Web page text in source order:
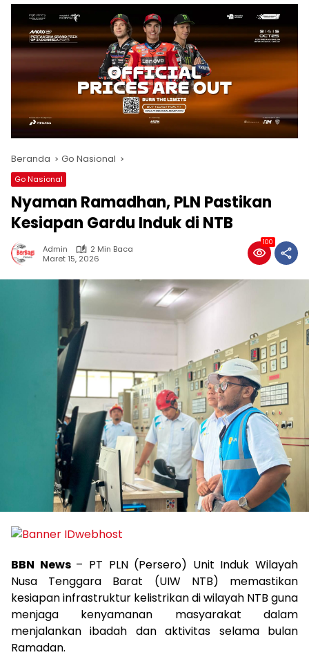
Beranda Go Nasional
Go Nasional
Nyaman Ramadhan, PLN Pastikan
Kesiapan Gardu Induk di NTB
Admin
2 Min Baca
Maret 15, 2026
100
BBN News – PT PLN (Persero) Unit Induk Wilayah
Nusa Tenggara Barat (UIW NTB) memastikan
kesiapan infrastruktur kelistrikan di wilayah NTB guna
menjaga kenyamanan masyarakat dalam
menjalankan ibadah dan aktivitas selama bulan
Ramadan.